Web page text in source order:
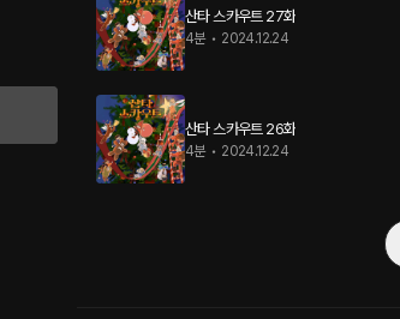
산타 스카우트 27화
4분 • 2024.12.24
산타 스카우트 26화
4분 • 2024.12.24